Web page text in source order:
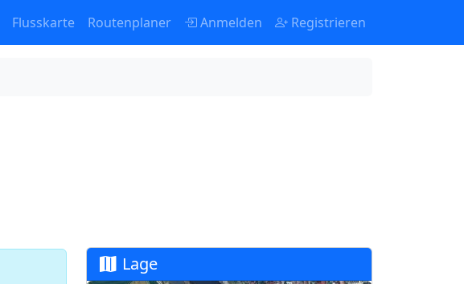
Flusskarte Routenplaner Anmelden Registrieren
Lage